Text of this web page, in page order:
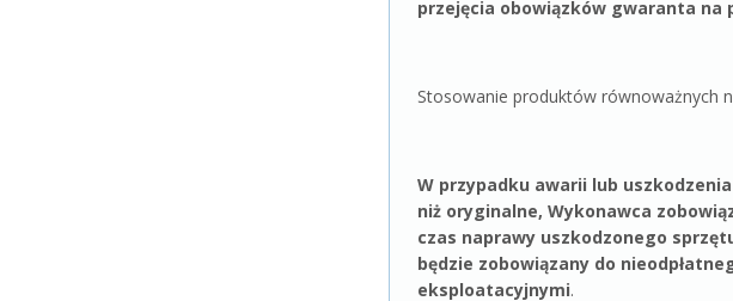
przejęcia obowiązków gwaranta na
Stosowanie produktów równoważnych
W przypadku awarii lub
niż oryginalne, Wykonawca
czas naprawy uszkodzonego
będzie zobowiązany do
eksploatacyjnymi.